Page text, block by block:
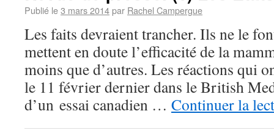
Publié le3 mars 2014par Rachel Campergue
Les faits devraient trancher. Ils ne le
mettent en doute l’efficacité de la
moins que d’autres. Les réactions qui
le 11 février dernier dans le British
d’un essai canadien … Continuer la